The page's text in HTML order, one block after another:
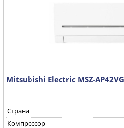
Mitsubishi Electric MSZ-AP42VG
Страна
Компрессор